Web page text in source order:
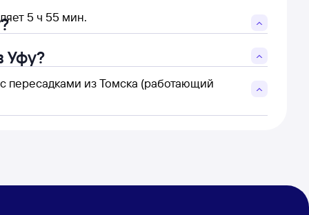
5 ч 55 мин.
Уфу?
пересадками из Томска (работающий